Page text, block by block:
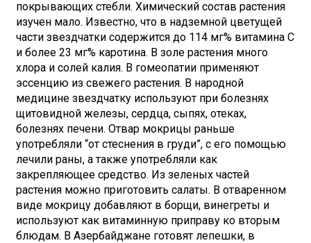
покрывающих стебли. Химический состав растения
изучен мало. Известно, что в надземной цветущей
части звездчатки содержится до 114 мг% витамина С
и более 23 мг% каротина. В золе растения много
хлора и солей калия. В гомеопатии применяют
эссенцию из свежего растения. В народной
медицине звездчатку используют при болезнях
щитовидной железы, сердца, сыпях, отеках,
болезнях печени. Отвар мокрицы раньше
употребляли “от стеснения в груди”, с его помощью
лечили раны, а также употребляли как
закрепляющее средство. Из зеленых частей
растения можно приготовить салаты. В отваренном
виде мокрицу добавляют в борщи, винегреты и
используют как витаминную приправу ко вторым
блюдам. В Азербайджане готовят лепешки, в